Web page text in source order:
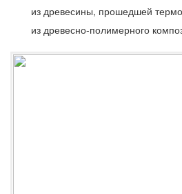
из древесины, прошедшей
из древесно-полимерного